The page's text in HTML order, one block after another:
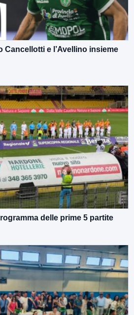
Cancellotti e l’Avellino insieme
delle prime 5 partite